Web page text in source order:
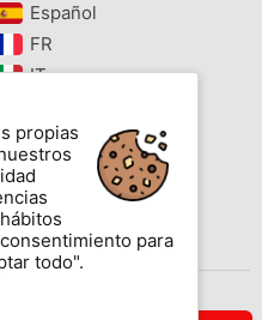
Español‎
FR‎
IT‎
PL‎
PT‎
propias
para
todo".